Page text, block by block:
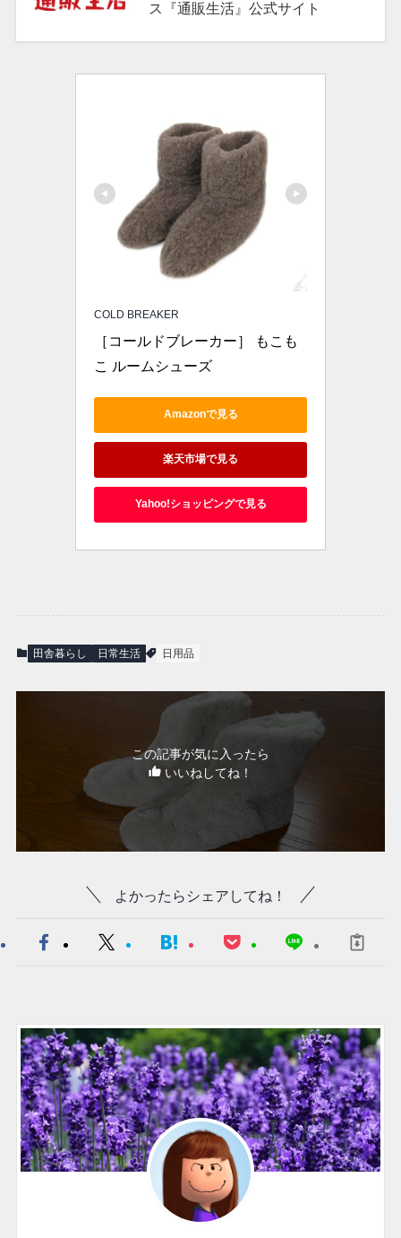
ス『通販生活』公式サイト
COLD BREAKER
［コールドブレーカー］ もこも
こ ルームシューズ
Amazonで見る
楽天市場で見る
Yahoo!ショッピングで見る
田舎暮らし 日常生活 日用品
この記事が気に入ったら
いいねしてね！
よかったらシェアしてね！